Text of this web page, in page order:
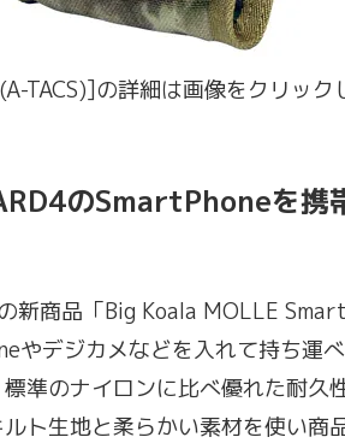
TACS)]の詳細は画像をクリック
のSmartPhoneを携
新商品「Big Koala MOLLE
やデジカメなどを入れて持ち運べ
準のナイロンに比べ優れた耐久
ト生地と柔らかい素材を使い商